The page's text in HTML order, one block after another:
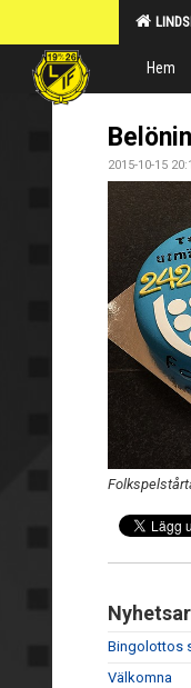
Hem
2015-10-15
Bingolottos
Välkomna